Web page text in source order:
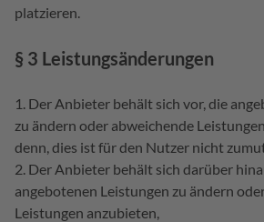
platzieren.
§ 3 Leistungsänderungen
Der Anbieter behält sich vor, die
zu ändern oder abweichende
denn, dies ist für den Nutzer nicht
Der Anbieter behält sich darüber
angebotenen Leistungen zu ändern
Leistungen anzubieten,